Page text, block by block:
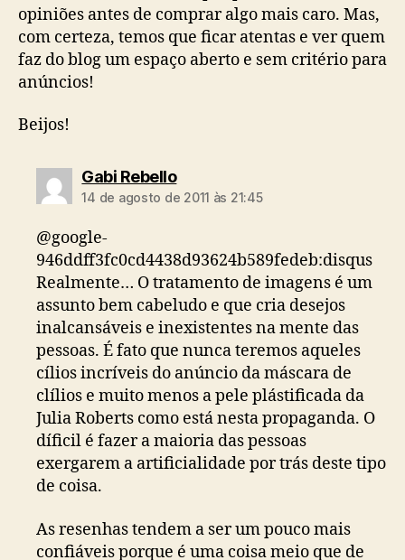
opiniões antes de comprar algo mais caro. Mas,
com certeza, temos que ficar atentas e ver quem
faz do blog um espaço aberto e sem critério para
anúncios!
Beijos!
Gabi Rebellodiz:
14 de agosto de 2011 às 21:45
@google-
946ddff3fc0cd4438d93624b589fedeb:disqus
Realmente… O tratamento de imagens é um
assunto bem cabeludo e que cria desejos
inalcansáveis e inexistentes na mente das
pessoas. É fato que nunca teremos aqueles
cílios incríveis do anúncio da máscara de
clílios e muito menos a pele plástificada da
Julia Roberts como está nesta propaganda. O
díficil é fazer a maioria das pessoas
exergarem a artificialidade por trás deste tipo
de coisa.
As resenhas tendem a ser um pouco mais
confiáveis porque é uma coisa meio que de